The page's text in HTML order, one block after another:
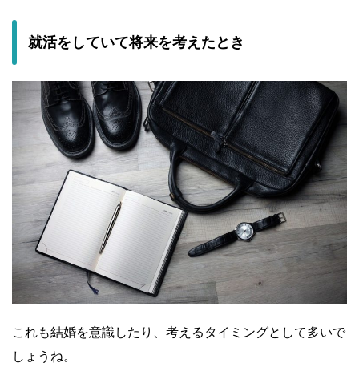
就活をしていて将来を考えたとき
これも結婚を意識したり、考えるタイミングとして多いで
しょうね。